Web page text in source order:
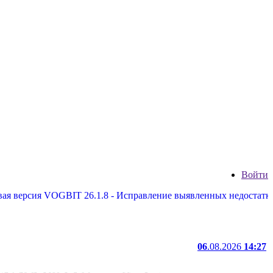
Войти
VOGBIT 26.1.8 - Исправление выявленных недостатков,
06.08.2026 14:27